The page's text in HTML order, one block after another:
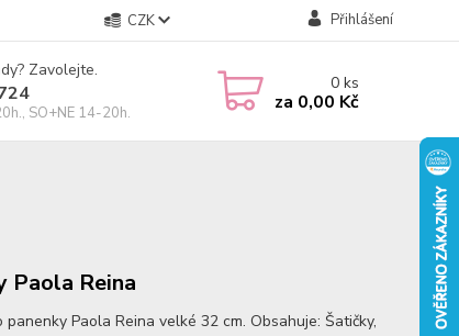
CZK Přihlášení
Zavolejte.
SO+NE 14-20h.
0ks
za 0,00 Kč
Paola Reina
panenky Paola Reina velké 32 cm. Obsahuje: Šatičky,